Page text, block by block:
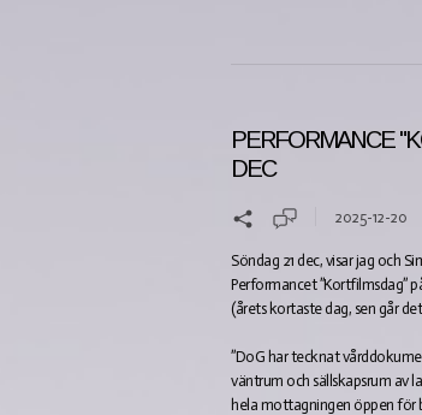
PERFORMANCE
DEC
2025-12-20
Söndag 21 dec, visar jag och
Performancet ”Kortfilmsdag”
(årets kortaste dag, sen går
”DoG har tecknat
väntrum och sällskapsrum av
hela mottagningen öppen för